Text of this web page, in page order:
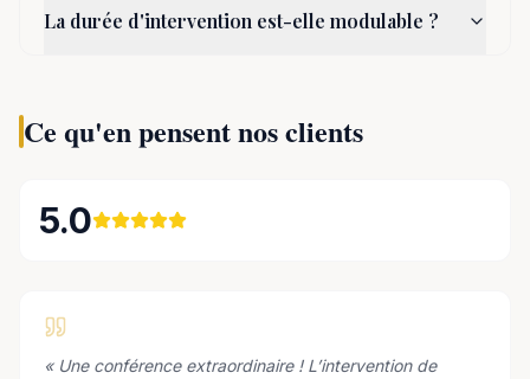
La durée d'intervention est-elle modulable ?
Ce qu'en pensent nos clients
5.0
« Une conférence extraordinaire ! L’intervention de